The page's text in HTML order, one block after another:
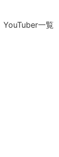
YouTuber一覧